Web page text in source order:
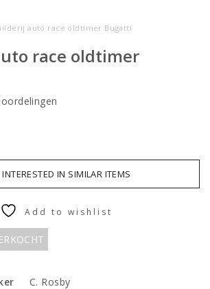
auto race oldtimer Bugatti
race oldtimer
IN SIMILAR ITEMS
Add to wishlist
C. Rosby